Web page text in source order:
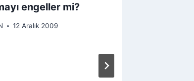
engeller mi?
12 Aralık 2009